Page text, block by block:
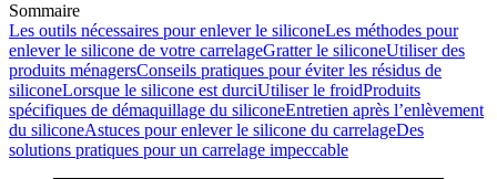
Sommaire
Les outils nécessaires pour enlever le siliconeLes méthodes pour
enlever le silicone de votre carrelageGratter le siliconeUtiliser des
produits ménagersConseils pratiques pour éviter les résidus de
siliconeLorsque le silicone est durciUtiliser le froidProduits
spécifiques de démaquillage du siliconeEntretien après l’enlèvement
du siliconeAstuces pour enlever le silicone du carrelageDes
solutions pratiques pour un carrelage impeccable